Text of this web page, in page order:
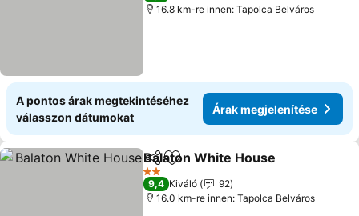
16.8 km-re innen: Tapolca Belváros
A pontos árak megtekintéséhez
válasszon dátumokat
Árak megjelenítése
Megosztás
Hozzáadás a kedvencekhez
Balaton White House
2 Kategória
9,4 Kiváló
92
16.0 km-re innen: Tapolca Belváros